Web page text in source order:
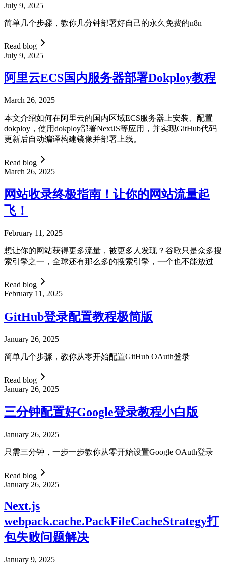
July 9, 2025
简单几个步骤，教你几分钟部署好自己的永久免费的n8n
Read blog
July 9, 2025
阿里云ECS国内服务器部署Dokploy教程
March 26, 2025
本文介绍如何在阿里云的国内区域ECS服务器上安装、配置
dokploy，使用dokploy部署NextJS等应用，并实现GitHub代码
更新后自动编译构建镜像并部署上线。
Read blog
March 26, 2025
网站收录终极指南！让你的网站流量起
飞！
February 11, 2025
想让你的网站获得更多流量，被更多人发现？谷歌只是众多搜
索引擎之一，全球还有那么多的搜索引擎，一个也不能放过
Read blog
February 11, 2025
GitHub登录配置教程极简版
January 26, 2025
简单几个步骤，教你从零开始配置GitHub OAuth登录
Read blog
January 26, 2025
三分钟配置好Google登录教程小白版
January 26, 2025
只需三分钟，一步一步教你从零开始设置Google OAuth登录
Read blog
January 26, 2025
Next.js
webpack.cache.PackFileCacheStrategy打
包失败问题解决
January 9, 2025